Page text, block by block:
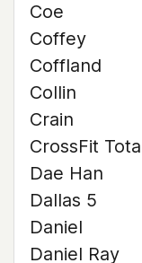
Coe
Coffey
Coffland
Collin
Crain
CrossFit
Dae Han
Dallas 5
Daniel
Daniel Ray